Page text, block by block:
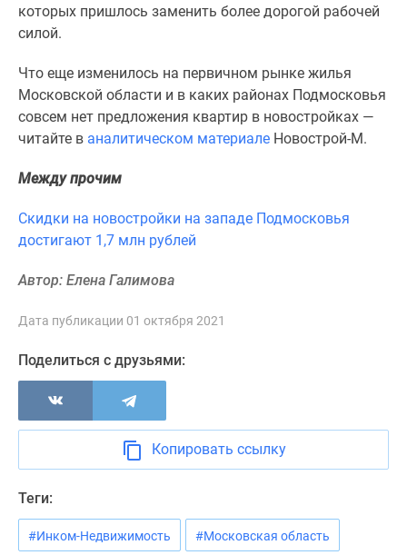
ипотека
Военная
Банки
программы
Медиа
недвижимости
эксперта
Аналитика
рынка
Покупателю
Экспертиза
Эксперты
авторы
Контакты
Реклама
сайте
которых пришлось заменить более дорогой рабочей
силой.
Что еще изменилось на первичном рынке жилья
Московской области и в каких районах Подмосковья
совсем нет предложения квартир в новостройках —
читайте в аналитическом материале Новострой-М.
Между прочим
Скидки на новостройки на западе Подмосковья
достигают 1,7 млн рублей
Автор: Елена Галимова
Дата публикации 01 октября 2021
Поделиться с друзьями:
Копировать ссылку
Теги:
#Инком-Недвижимость #Московская область